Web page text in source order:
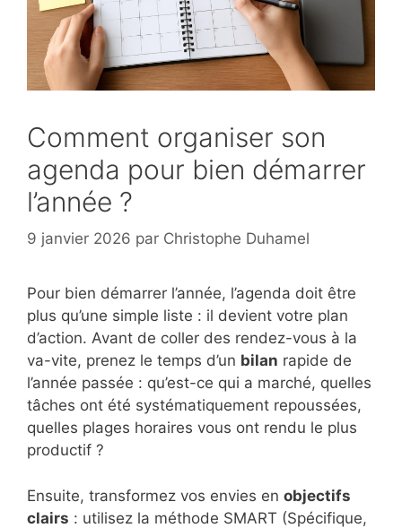
Comment organiser son
agenda pour bien démarrer
l’année ?
9 janvier 2026 par Christophe Duhamel
Pour bien démarrer l’année, l’agenda doit être
plus qu’une simple liste : il devient votre plan
d’action. Avant de coller des rendez-vous à la
va-vite, prenez le temps d’un bilan rapide de
l’année passée : qu’est-ce qui a marché, quelles
tâches ont été systématiquement repoussées,
quelles plages horaires vous ont rendu le plus
productif ?
Ensuite, transformez vos envies en objectifs
clairs : utilisez la méthode SMART (Spécifique,